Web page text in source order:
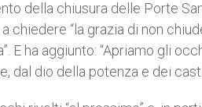
della chiusura delle Porte
chiedere “la grazia di non
E ha aggiunto: “Apriamo gli
dal dio della potenza e dei